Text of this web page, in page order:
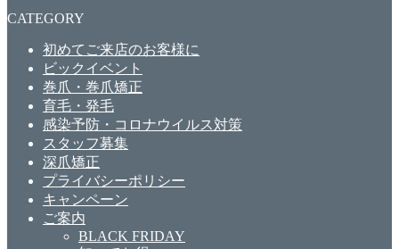
CATEGORY
初めてご来店のお客様に
ビックイベント
巻爪・巻爪矯正
育毛・発毛
感染予防・コロナウイルス対策
スタッフ募集
深爪矯正
プライバシーポリシー
キャンペーン
ご案内
BLACK FRIDAY